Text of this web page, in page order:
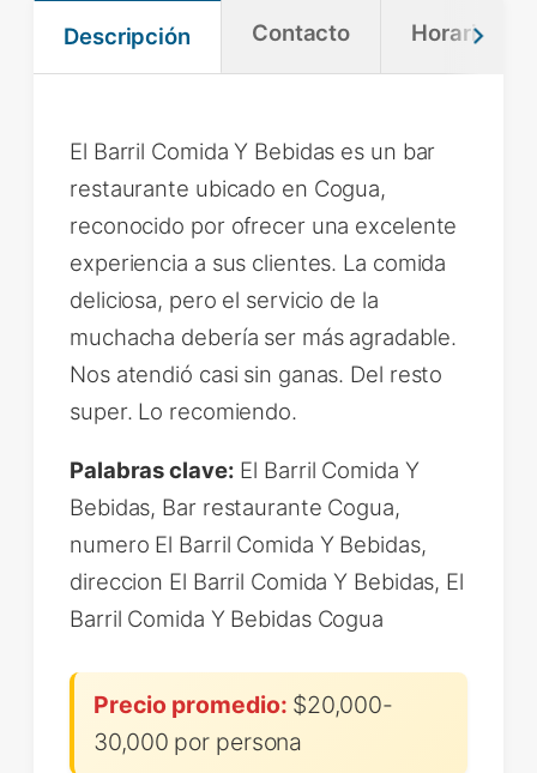
Descripción Contacto Horario
El Barril Comida Y Bebidas es un bar
restaurante ubicado en Cogua,
reconocido por ofrecer una excelente
experiencia a sus clientes. La comida
deliciosa, pero el servicio de la
muchacha debería ser más agradable.
Nos atendió casi sin ganas. Del resto
super. Lo recomiendo.
Palabras clave: El Barril Comida Y
Bebidas, Bar restaurante Cogua,
numero El Barril Comida Y Bebidas,
direccion El Barril Comida Y Bebidas, El
Barril Comida Y Bebidas Cogua
Precio promedio: $20,000-
30,000 por persona